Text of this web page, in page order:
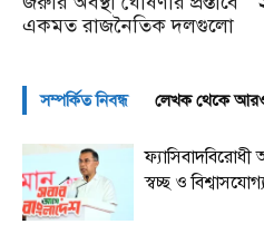
একমত রাজনৈতিক দলগুলো
সম্পর্কিত নিবন্ধ লেখক থেকে
ফ্যাসিবাদবিরোধী
স্বচ্ছ ও